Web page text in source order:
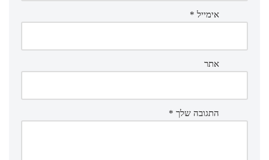
אימייל *
אתר
התגובה שלך *